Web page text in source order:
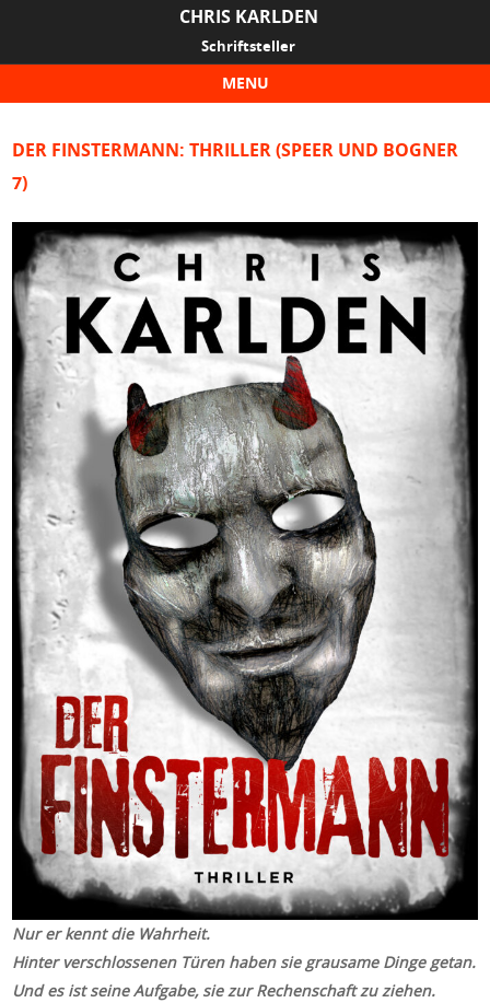
CHRIS KARLDEN
Schriftsteller
MENU
DER FINSTERMANN: THRILLER (SPEER UND BOGNER
7)
Nur er kennt die Wahrheit.
Hinter verschlossenen Türen haben sie grausame Dinge getan.
Und es ist seine Aufgabe, sie zur Rechenschaft zu ziehen.